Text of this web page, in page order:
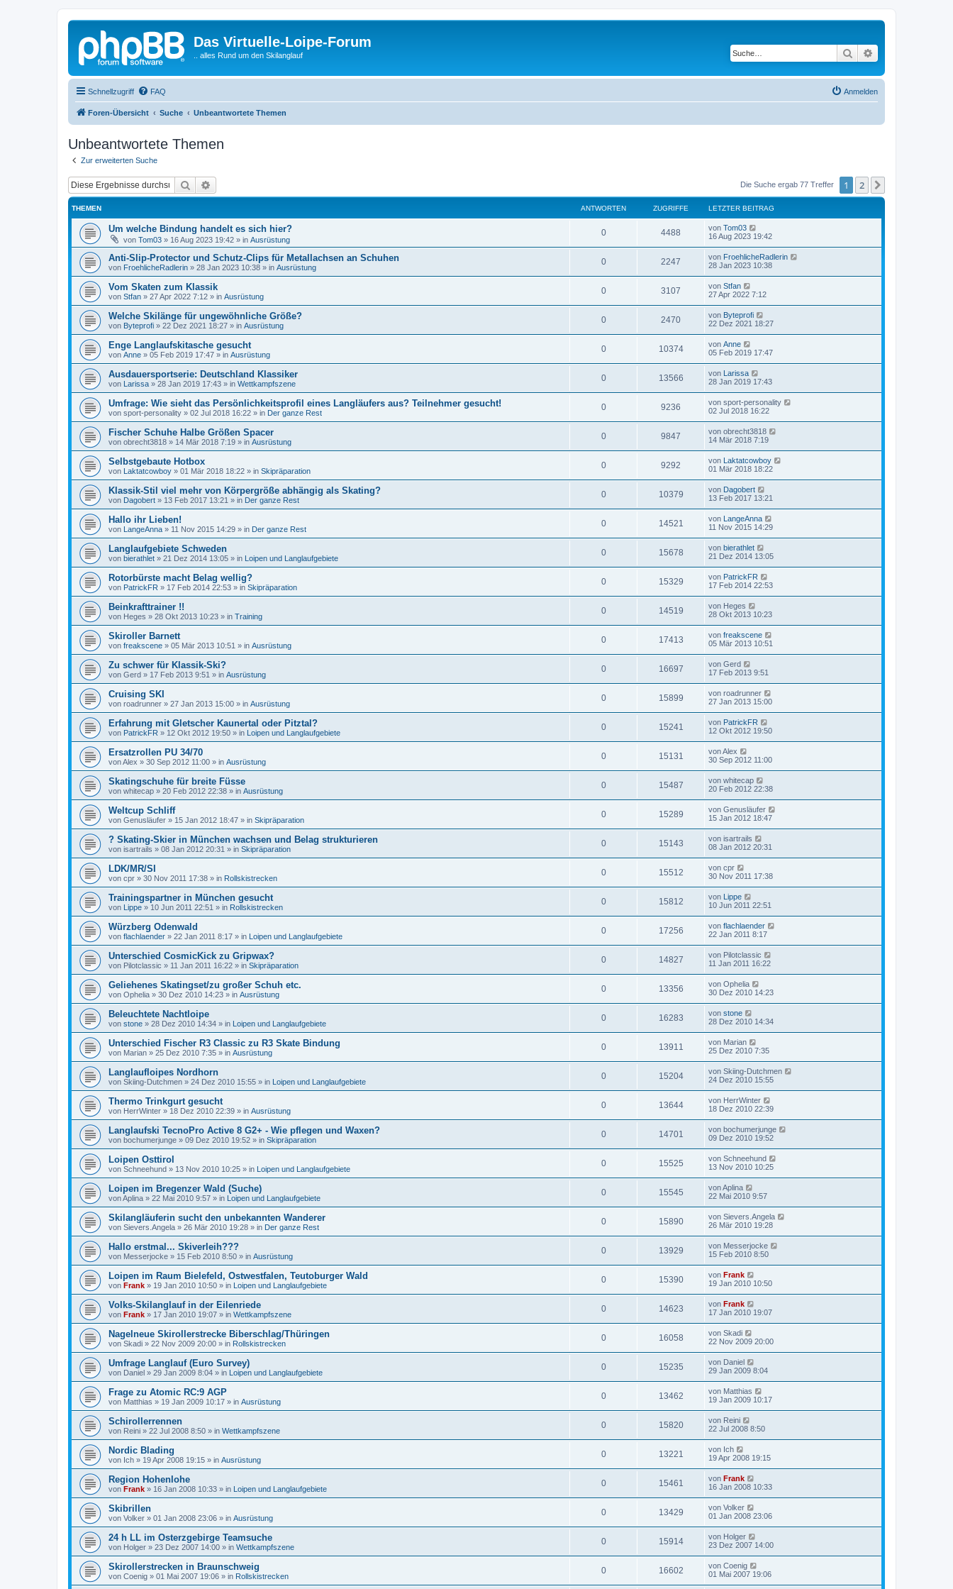
Das Virtuelle-Loipe-Forum
.. alles Rund um den Skilanglauf Suche
Schnellzugriff FAQ Anmelden
Foren-Übersicht Suche Unbeantwortete Themen
Unbeantwortete Themen
Zur erweiterten Suche
Suche Die Suche ergab 77 Treffer 1 2
THEMEN ANTWORTEN ZUGRIFFE LETZTER BEITRAG
Um welche Bindung handelt es sich hier?
von Tom03 » 16 Aug 2023 19:42 » in Ausrüstung
0 4488 von Tom03
16 Aug 2023 19:42
Anti-Slip-Protector und Schutz-Clips für Metallachsen an Schuhen
von FroehlicheRadlerin » 28 Jan 2023 10:38 » in Ausrüstung
0 2247 von FroehlicheRadlerin
28 Jan 2023 10:38
Vom Skaten zum Klassik
von Stfan » 27 Apr 2022 7:12 » in Ausrüstung
0 3107 von Stfan
27 Apr 2022 7:12
Welche Skilänge für ungewöhnliche Größe?
von Byteprofi » 22 Dez 2021 18:27 » in Ausrüstung
0 2470 von Byteprofi
22 Dez 2021 18:27
Enge Langlaufskitasche gesucht
von Anne » 05 Feb 2019 17:47 » in Ausrüstung
0 10374 von Anne
05 Feb 2019 17:47
Ausdauersportserie: Deutschland Klassiker
von Larissa » 28 Jan 2019 17:43 » in Wettkampfszene
0 13566 von Larissa
28 Jan 2019 17:43
Umfrage: Wie sieht das Persönlichkeitsprofil eines Langläufers aus? Teilnehmer gesucht!
von sport-personality » 02 Jul 2018 16:22 » in Der ganze Rest
0 9236 von sport-personality
02 Jul 2018 16:22
Fischer Schuhe Halbe Größen Spacer
von obrecht3818 » 14 Mär 2018 7:19 » in Ausrüstung
0 9847 von obrecht3818
14 Mär 2018 7:19
Selbstgebaute Hotbox
von Laktatcowboy » 01 Mär 2018 18:22 » in Skipräparation
0 9292 von Laktatcowboy
01 Mär 2018 18:22
Klassik-Stil viel mehr von Körpergröße abhängig als Skating?
von Dagobert » 13 Feb 2017 13:21 » in Der ganze Rest
0 10379 von Dagobert
13 Feb 2017 13:21
Hallo ihr Lieben!
von LangeAnna » 11 Nov 2015 14:29 » in Der ganze Rest
0 14521 von LangeAnna
11 Nov 2015 14:29
Langlaufgebiete Schweden
von bierathlet » 21 Dez 2014 13:05 » in Loipen und Langlaufgebiete
0 15678 von bierathlet
21 Dez 2014 13:05
Rotorbürste macht Belag wellig?
von PatrickFR » 17 Feb 2014 22:53 » in Skipräparation
0 15329 von PatrickFR
17 Feb 2014 22:53
Beinkrafttrainer !!
von Heges » 28 Okt 2013 10:23 » in Training
0 14519 von Heges
28 Okt 2013 10:23
Skiroller Barnett
von freakscene » 05 Mär 2013 10:51 » in Ausrüstung
0 17413 von freakscene
05 Mär 2013 10:51
Zu schwer für Klassik-Ski?
von Gerd » 17 Feb 2013 9:51 » in Ausrüstung
0 16697 von Gerd
17 Feb 2013 9:51
Cruising SKI
von roadrunner » 27 Jan 2013 15:00 » in Ausrüstung
0 15899 von roadrunner
27 Jan 2013 15:00
Erfahrung mit Gletscher Kaunertal oder Pitztal?
von PatrickFR » 12 Okt 2012 19:50 » in Loipen und Langlaufgebiete
0 15241 von PatrickFR
12 Okt 2012 19:50
Ersatzrollen PU 34/70
vonAlex » 30 Sep 2012 11:00 » in Ausrüstung
0 15131 vonAlex
30 Sep 2012 11:00
Skatingschuhe für breite Füsse
von whitecap » 20 Feb 2012 22:38 » in Ausrüstung
0 15487 von whitecap
20 Feb 2012 22:38
Weltcup Schliff
von Genusläufer » 15 Jan 2012 18:47 » in Skipräparation
0 15289 von Genusläufer
15 Jan 2012 18:47
? Skating-Skier in München wachsen und Belag strukturieren
von isartrails » 08 Jan 2012 20:31 » in Skipräparation
0 15143 von isartrails
08 Jan 2012 20:31
LDK/MR/SI
von cpr » 30 Nov 2011 17:38 » in Rollskistrecken
0 15512 von cpr
30 Nov 2011 17:38
Trainingspartner in München gesucht
von Lippe » 10 Jun 2011 22:51 » in Rollskistrecken
0 15812 von Lippe
10 Jun 2011 22:51
Würzberg Odenwald
von flachlaender » 22 Jan 2011 8:17 » in Loipen und Langlaufgebiete
0 17256 von flachlaender
22 Jan 2011 8:17
Unterschied CosmicKick zu Gripwax?
von Pilotclassic » 11 Jan 2011 16:22 » in Skipräparation
0 14827 von Pilotclassic
11 Jan 2011 16:22
Geliehenes Skatingset/zu großer Schuh etc.
von Ophelia » 30 Dez 2010 14:23 » in Ausrüstung
0 13356 von Ophelia
30 Dez 2010 14:23
Beleuchtete Nachtloipe
von stone » 28 Dez 2010 14:34 » in Loipen und Langlaufgebiete
0 16283 von stone
28 Dez 2010 14:34
Unterschied Fischer R3 Classic zu R3 Skate Bindung
von Marian » 25 Dez 2010 7:35 » in Ausrüstung
0 13911 von Marian
25 Dez 2010 7:35
Langlaufloipes Nordhorn
von Skiing-Dutchmen » 24 Dez 2010 15:55 » in Loipen und Langlaufgebiete
0 15204 von Skiing-Dutchmen
24 Dez 2010 15:55
Thermo Trinkgurt gesucht
von HerrWinter » 18 Dez 2010 22:39 » in Ausrüstung
0 13644 von HerrWinter
18 Dez 2010 22:39
Langlaufski TecnoPro Active 8 G2+ - Wie pflegen und Waxen?
von bochumerjunge » 09 Dez 2010 19:52 » in Skipräparation
0 14701 von bochumerjunge
09 Dez 2010 19:52
Loipen Osttirol
von Schneehund » 13 Nov 2010 10:25 » in Loipen und Langlaufgebiete
0 15525 von Schneehund
13 Nov 2010 10:25
Loipen im Bregenzer Wald (Suche)
vonAplina » 22 Mai 2010 9:57 » in Loipen und Langlaufgebiete
0 15545 vonAplina
22 Mai 2010 9:57
Skilangläuferin sucht den unbekannten Wanderer
von Sievers.Angela » 26 Mär 2010 19:28 » in Der ganze Rest
0 15890 von Sievers.Angela
26 Mär 2010 19:28
Hallo erstmal... Skiverleih???
von Messerjocke » 15 Feb 2010 8:50 » in Ausrüstung
0 13929 von Messerjocke
15 Feb 2010 8:50
Loipen im Raum Bielefeld, Ostwestfalen, Teutoburger Wald
von Frank » 19 Jan 2010 10:50 » in Loipen und Langlaufgebiete
0 15390 von Frank
19 Jan 2010 10:50
Volks-Skilanglauf in der Eilenriede
von Frank » 17 Jan 2010 19:07 » in Wettkampfszene
0 14623 von Frank
17 Jan 2010 19:07
Nagelneue Skirollerstrecke Biberschlag/Thüringen
von Skadi » 22 Nov 2009 20:00 » in Rollskistrecken
0 16058 von Skadi
22 Nov 2009 20:00
Umfrage Langlauf (Euro Survey)
von Daniel » 29 Jan 2009 8:04 » in Loipen und Langlaufgebiete
0 15235 von Daniel
29 Jan 2009 8:04
Frage zu Atomic RC:9 AGP
von Matthias » 19 Jan 2009 10:17 » in Ausrüstung
0 13462 von Matthias
19 Jan 2009 10:17
Schirollerrennen
von Reini » 22 Jul 2008 8:50 » in Wettkampfszene
0 15820 von Reini
22 Jul 2008 8:50
Nordic Blading
von Ich » 19 Apr 2008 19:15 » in Ausrüstung
0 13221 von Ich
19 Apr 2008 19:15
Region Hohenlohe
von Frank » 16 Jan 2008 10:33 » in Loipen und Langlaufgebiete
0 15461 von Frank
16 Jan 2008 10:33
Skibrillen
von Volker » 01 Jan 2008 23:06 » in Ausrüstung
0 13429 von Volker
01 Jan 2008 23:06
24 h LL im Osterzgebirge Teamsuche
von Holger » 23 Dez 2007 14:00 » in Wettkampfszene
0 15914 von Holger
23 Dez 2007 14:00
Skirollerstrecken in Braunschweig
von Coenig » 01 Mai 2007 19:06 » in Rollskistrecken
0 16602 von Coenig
01 Mai 2007 19:06